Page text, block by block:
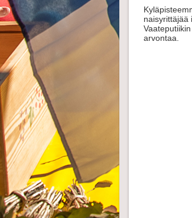
naisyrittäjää
arvontaa.